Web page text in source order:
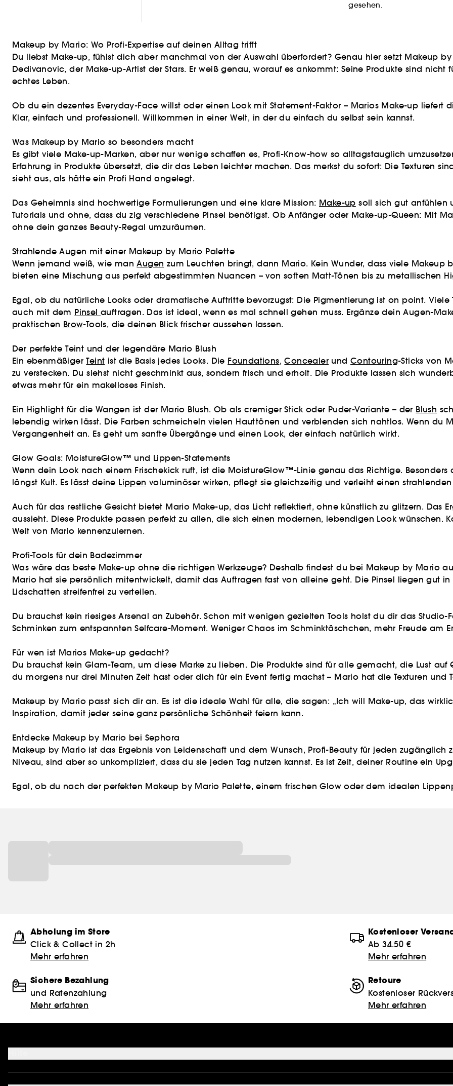
gesehen.
Makeup by Mario: Wo Profi-Expertise auf deinen Alltag trifft
Du liebst Make-up, fühlst dich aber manchmal von der Auswahl überfordert? Genau hier setzt Makeup
Dedivanovic, der Make-up-Artist der Stars. Er weiß genau, worauf es ankommt: Seine Produkte sind
echtes Leben.
Ob du ein dezentes Everyday-Face willst oder einen Look mit Statement-Faktor – Marios Make-up liefert
Klar, einfach und professionell. Willkommen in einer Welt, in der du einfach du selbst sein kannst.
Was Makeup by Mario so besonders macht
Es gibt viele Make-up-Marken, aber nur wenige schaffen es, Profi-Know-how so alltagstauglich
Erfahrung in Produkte übersetzt, die dir das Leben leichter machen. Das merkst du sofort: Die Texturen
sieht aus, als hätte ein Profi Hand angelegt.
Das Geheimnis sind hochwertige Formulierungen und eine klare Mission: Make-up soll sich gut anfühlen
Tutorials und ohne, dass du zig verschiedene Pinsel benötigst. Ob Anfänger oder Make-up-Queen: Mit
ohne dein ganzes Beauty-Regal umzuräumen.
Strahlende Augen mit einer Makeup by Mario Palette
Wenn jemand weiß, wie manAugen zum Leuchten bringt, dann Mario. Kein Wunder, dass viele Makeup
bieten eine Mischung aus perfekt abgestimmten Nuancen – von soften Matt-Tönen bis zu metallischen
Egal, ob du natürliche Looks oder dramatische Auftritte bevorzugst: Die Pigmentierung ist on point.
auch mit dem Pinselauftragen. Das ist ideal, wenn es mal schnell gehen muss. Ergänze dein Augen-
praktischen Brow-Tools, die deinen Blick frischer aussehen lassen.
Der perfekte Teint und der legendäre Mario Blush
Ein ebenmäßigerTeint ist die Basis jedes Looks. Die Foundations,Concealer undContouring-Sticks von
zu verstecken. Du siehst nicht geschminkt aus, sondern frisch und erholt. Die Produkte lassen sich
etwas mehr für ein makelloses Finish.
Ein Highlight für die Wangen ist der Mario Blush. Ob als cremiger Stick oder Puder-Variante – der Blush
lebendig wirken lässt. Die Farben schmeicheln vielen Hauttönen und verblenden sich nahtlos. Wenn du
Vergangenheit an. Es geht um sanfte Übergänge und einen Look, der einfach natürlich wirkt.
Glow Goals: MoistureGlow™ und Lippen-Statements
Wenn dein Look nach einem Frischekick ruft, ist die MoistureGlow™-Linie genau das Richtige.
längst Kult. Es lässt deine Lippen voluminöser wirken, pflegt sie gleichzeitig und verleiht einen
Auch für das restliche Gesicht bietet Mario Make-up, das Licht reflektiert, ohne künstlich zu glitzern. Das
aussieht. Diese Produkte passen perfekt zu allen, die sich einen modernen, lebendigen Look wünschen.
Welt von Mario kennenzulernen.
Profi-Tools für dein Badezimmer
Was wäre das beste Make-up ohne die richtigen Werkzeuge? Deshalb findest du bei Makeup by Mario
Mario hat sie persönlich mitentwickelt, damit das Auftragen fast von alleine geht. Die Pinsel liegen gut
Lidschatten streifenfrei zu verteilen.
Du brauchst kein riesiges Arsenal an Zubehör. Schon mit wenigen gezielten Tools holst du dir das
Schminken zum entspannten Selfcare-Moment. Weniger Chaos im Schminktäschchen, mehr Freude am
Für wen ist Marios Make-up gedacht?
Du brauchst kein Glam-Team, um diese Marke zu lieben. Die Produkte sind für alle gemacht, die Lust
du morgens nur drei Minuten Zeit hast oder dich für ein Event fertig machst – Mario hat die Texturen und
Makeup by Mario passt sich dir an. Es ist die ideale Wahl für alle, die sagen: „Ich will Make-up, das
Inspiration, damit jeder seine ganz persönliche Schönheit feiern kann.
Entdecke Makeup by Mario bei Sephora
Makeup by Mario ist das Ergebnis von Leidenschaft und dem Wunsch, Profi-Beauty für jeden
Niveau, sind aber so unkompliziert, dass du sie jeden Tag nutzen kannst. Es ist Zeit, deiner Routine ein
Egal, ob du nach der perfekten Makeup by Mario Palette, einem frischen Glow oder dem idealen
Abholung im Store
Click & Collect in 2h
Mehr erfahren
Kostenloser
Ab 34.50 €
Mehr erfahren
Sichere Bezahlung
und Ratenzahlung
Mehr erfahren
Retoure
Kostenloser
Mehr erfahren
FAQ
Kontakt